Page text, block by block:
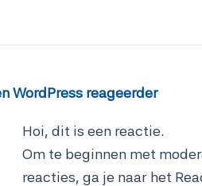
WordPress reageerder
Hoi, dit is een reactie.
Om te beginnen met
reacties, ga je naar het